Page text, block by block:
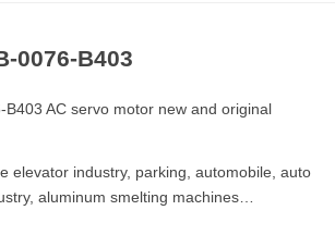
0076-B403
B403 AC servo motor new and original
elevator industry, parking, automobile, auto
aluminum smelting machines…